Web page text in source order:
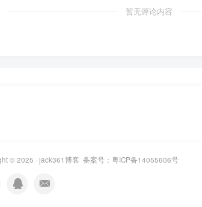
暂无评论内容
© 2025 · jack361博客 备案号： 粤ICP备14055606号